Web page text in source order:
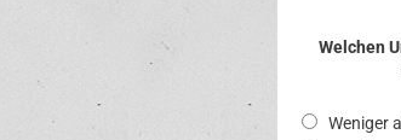
Welchen
Weniger